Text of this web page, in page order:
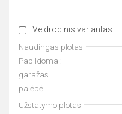
Veidrodinis variantas
Naudingas plotas
Papildomai:
garažas
palėpė
Užstatymo plotas